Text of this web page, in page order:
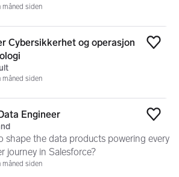
måned siden
Cybersikkerhet og operasjon
måned siden
Engineer
shape the data products powering every
journey in Salesforce?
måned siden